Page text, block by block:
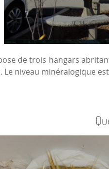
de trois hangars
niveau minéralogique